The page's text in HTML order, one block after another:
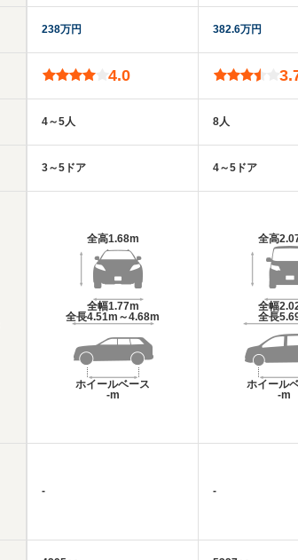
238万円
4.0
4～5人
3～5ドア
全高1.68m
全幅1.77m
全長4.51m～4.68m
ホイールベース
-m
-
382.6万円
8人
4～5ドア
全高
全幅
全長
ホイール
-m
-